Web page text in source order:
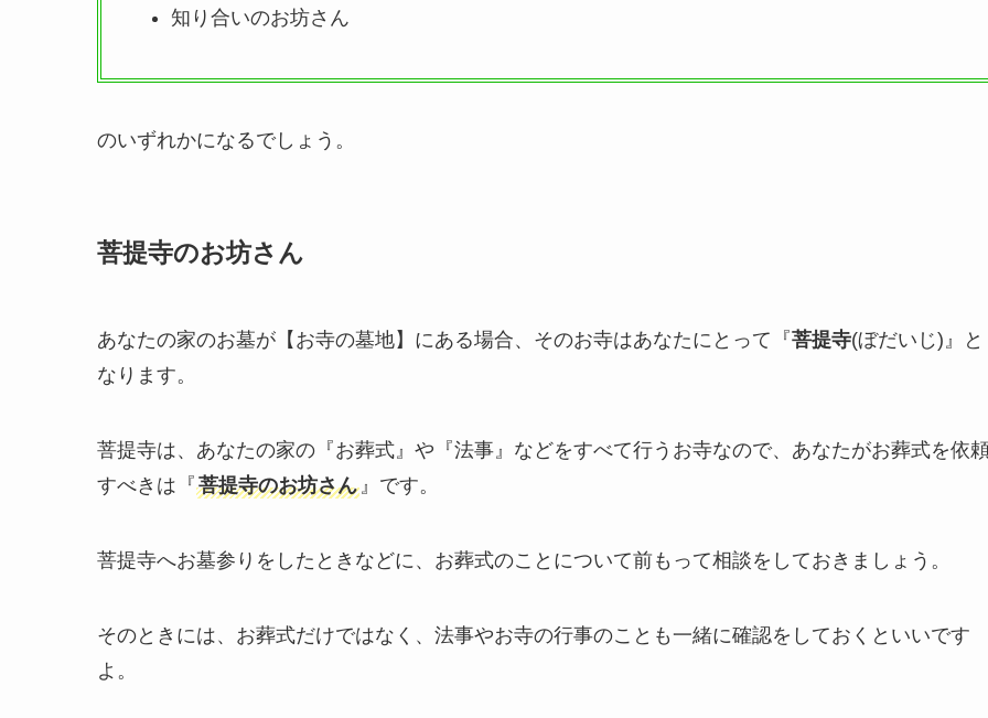
知り合いのお坊さん
のいずれかになるでしょう。
菩提寺のお坊さん
あなたの家のお墓が【お寺の墓地】にある場合、そのお寺はあなたにとって『菩提寺(ぼだいじ)』と
なります。
菩提寺は、あなたの家の『お葬式』や『法事』などをすべて行うお寺なので、あなたがお葬式を依
すべきは『 菩提寺のお坊さん 』です。
菩提寺へお墓参りをしたときなどに、お葬式のことについて前もって相談をしておきましょう。
そのときには、お葬式だけではなく、法事やお寺の行事のことも一緒に確認をしておくといいです
よ。